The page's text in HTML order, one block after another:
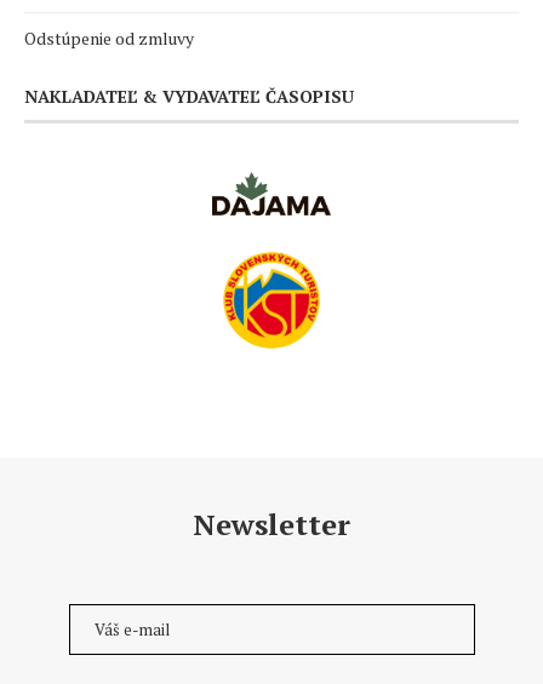
Odstúpenie od zmluvy
NAKLADATEĽ & VYDAVATEĽ ČASOPISU
Newsletter